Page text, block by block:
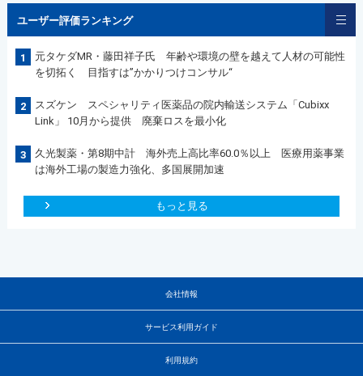
ユーザー評価ランキング
1
元タケダMR・藤田祥子氏 年齢や環境の壁を越えて人材の可能性
を切拓く 目指すは”かかりつけコンサル“
2
スズケン スペシャリティ医薬品の院内輸送システム「Cubixx
Link」 10月から提供 廃棄ロスを最小化
3
久光製薬・第8期中計 海外売上高比率60.0％以上 医療用薬事業
は海外工場の製造力強化、多国展開加速
もっと見る
会社情報
サービス利用ガイド
利用規約